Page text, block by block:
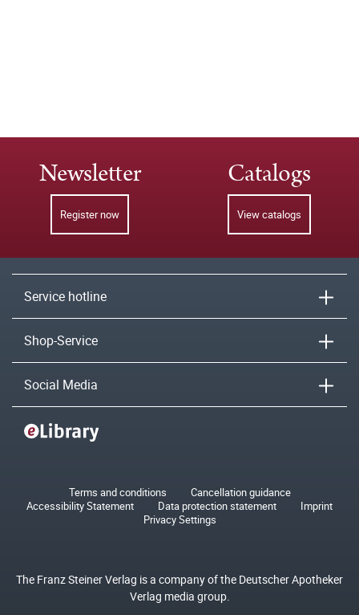
Newsletter
Register now
Catalogs
View catalogs
Service hotline
Shop-Service
Social Media
Terms and conditions
Cancellation guidance
Accessibility Statement
Data protection statement
Imprint
Privacy Settings
The Franz Steiner Verlag is a company of the Deutscher Apotheker
Verlag media group.